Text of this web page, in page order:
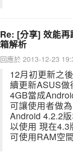
Re: [分享] 效能
箱解析
回應於 2013-12-23
12月初更新之
續更新ASUS
4GB當成
可讓使用者做
Android 4.2.2
以使用 現在4.3
可使用RAM空